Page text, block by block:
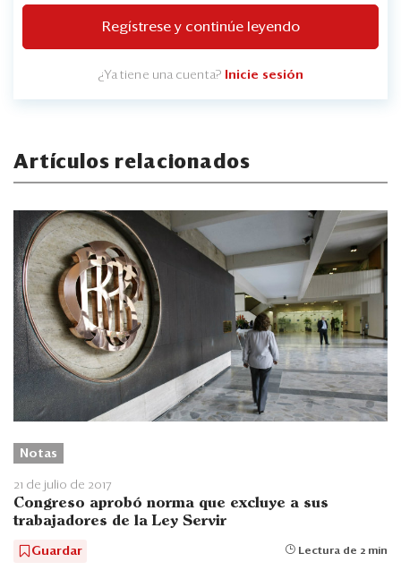
Regístrese y continúe leyendo
¿Ya tiene una cuenta? Inicie sesión
Artículos relacionados
Notas
21 de julio de 2017
Congreso aprobó norma que excluye a sus
trabajadores de la Ley Servir
Guardar Lectura de 2 min